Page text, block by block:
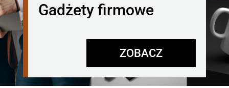
Gadżety firmowe
ZOBACZ